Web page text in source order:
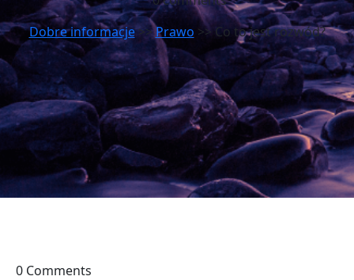
Dobre informacje>>Prawo >> Co to jest rozwód?
0 Comments